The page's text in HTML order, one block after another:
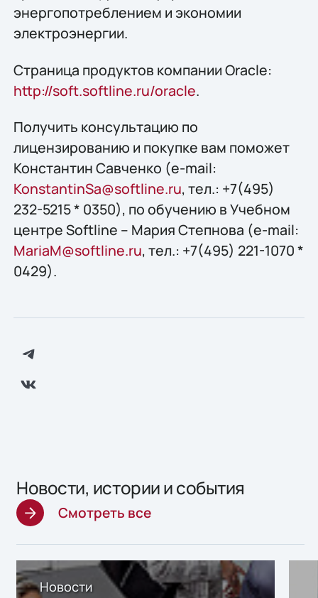
энергопотреблением и экономии
электроэнергии.
Страница продуктов компании Oracle:
http://soft.softline.ru/oracle.
Получить конcультацию по
лицензированию и покупке вам поможет
Константин Савченко (e-mail:
KonstantinSa@softline.ru, тел.: +7(495)
232-5215 * 0350), по обучению в Учебном
центре Softline – Мария Степнова (e-mail:
MariaM@softline.ru, тел.: +7(495) 221-1070 *
0429).
Новости, истории и события
Смотреть все
Новости